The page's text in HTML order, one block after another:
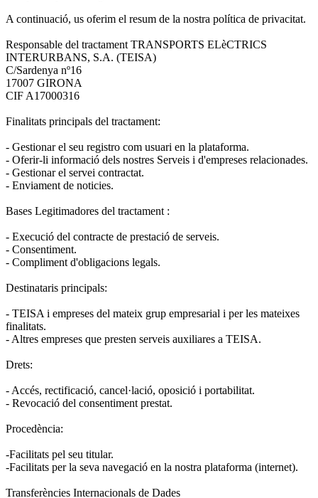
A continuació, us oferim el resum de la nostra política de privacitat.
Responsable del tractament TRANSPORTS ELèCTRICS
INTERURBANS, S.A. (TEISA)
C/Sardenya nº16
17007 GIRONA
CIF A17000316
Finalitats principals del tractament:
- Gestionar el seu registro com usuari en la plataforma.
- Oferir-li informació dels nostres Serveis i d'empreses relacionades.
- Gestionar el servei contractat.
- Enviament de noticies.
Bases Legitimadores del tractament :
- Execució del contracte de prestació de serveis.
- Consentiment.
- Compliment d'obligacions legals.
Destinataris principals:
- TEISA i empreses del mateix grup empresarial i per les mateixes
finalitats.
- Altres empreses que presten serveis auxiliares a TEISA.
Drets:
- Accés, rectificació, cancel·lació, oposició i portabilitat.
- Revocació del consentiment prestat.
Procedència:
-Facilitats pel seu titular.
-Facilitats per la seva navegació en la nostra plataforma (internet).
Transferències Internacionals de Dades